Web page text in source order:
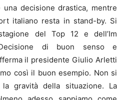
una decisione drastica, mentre
italiano resta in stand-by. Si
del Top 12 e dell’Im
di buon senso e
il presidente Giulio Arletti
così il buon esempio. Non si
gravità della situazione. La